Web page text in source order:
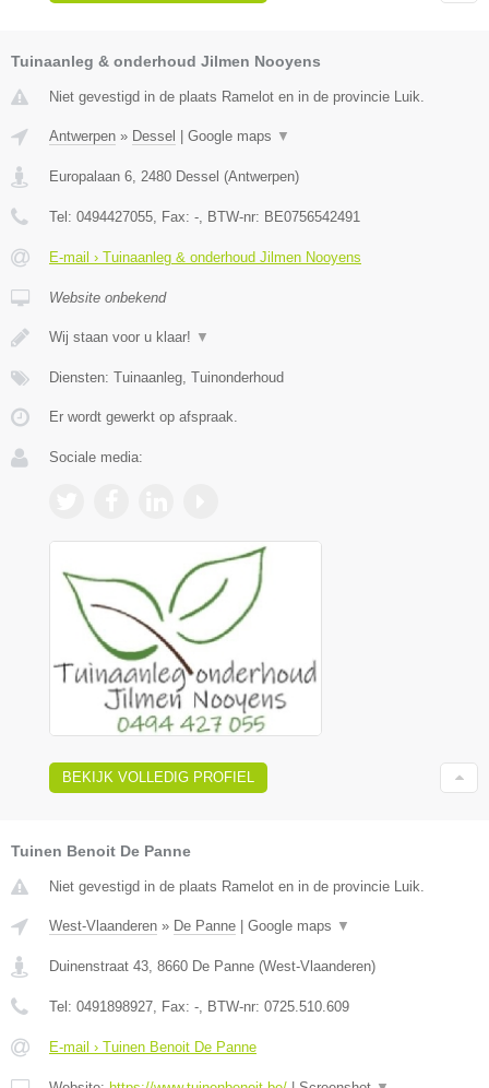
Tuinaanleg & onderhoud Jilmen Nooyens
Niet gevestigd in de plaats Ramelot en in de provincie Luik.
Antwerpen » Dessel | Google maps ▼
Europalaan 6 2480 Dessel (Antwerpen)
Tel: 0494427055 , Fax: - , BTW-nr: BE0756542491
E-mail › Tuinaanleg & onderhoud Jilmen Nooyens
Website onbekend
Wij staan voor u klaar! ▼
Diensten: Tuinaanleg, Tuinonderhoud
Er wordt gewerkt op afspraak.
Sociale media:
BEKIJK VOLLEDIG PROFIEL
Tuinen Benoit De Panne
Niet gevestigd in de plaats Ramelot en in de provincie Luik.
West-Vlaanderen » De Panne Google maps ▼
Duinenstraat 43, 8660 De Panne (West-Vlaanderen)
Tel: 0491898927, Fax: -, BTW-nr: 0725.510.609
E-mail › Tuinen Benoit De Panne